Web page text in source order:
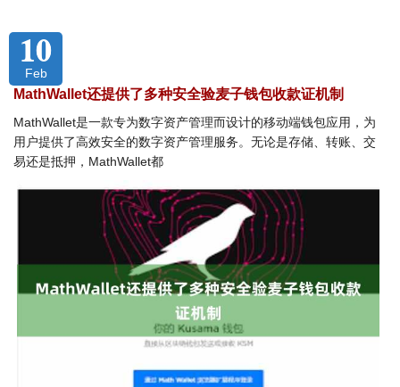
10
Feb
MathWallet还提供了多种安全验麦子钱包收款证机制
MathWallet是一款专为数字资产管理而设计的移动端钱包应用，为
用户提供了高效安全的数字资产管理服务。无论是存储、转账、交
易还是抵押，MathWallet都